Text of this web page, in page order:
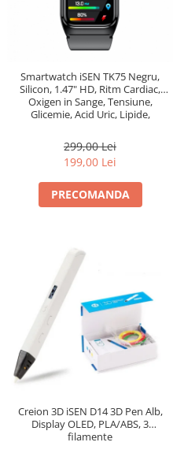
Smartwatch iSEN TK75 Negru,
Silicon, 1.47" HD, Ritm Cardiac,
Oxigen in Sange, Tensiune,
Glicemie, Acid Uric, Lipide,
Apel Bluetooth, Control Muzica,
Vreme, 250mAh
299,00 Lei
199,00 Lei
PRECOMANDA
Creion 3D iSEN D14 3D Pen Alb,
Display OLED, PLA/ABS, 3
filamente